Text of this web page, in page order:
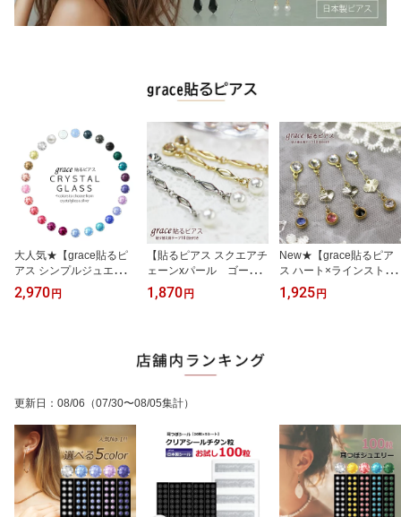
大人気★【grace貼るピ
アス シンプルジュエリー
選べる4色 シルバー土台
】【4セット】貼り替え
ヤリング
2,970円
【貼るピアス スクエアチ
ェーンxパール ゴール
ド/シルバー】貼り替え用
テープ付き！選べるカラ
リー/クリスタル/貼るだ
けピアス/grace貼るピア
がり
1,870円
New★【grace貼るピア
ス ハート×ラインストー
ン ゴールド】貼り替え
用テープ付き！揺れるデ
ィース
1,925円
更新日 ： 08/06 （07/30〜08/05集計）